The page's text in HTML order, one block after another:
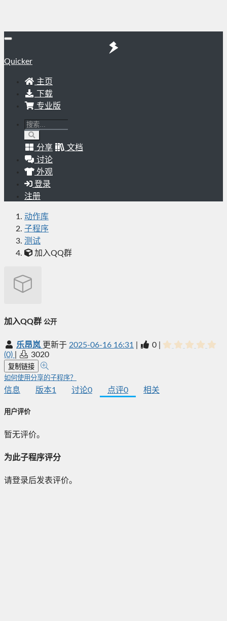
Quicker
主页
下载
专业版
分享
文档
讨论
外观
登录
注册
动作库
子程序
测试
加入QQ群
加入QQ群 公开
乐昂岚 更新于 2025-06-16 16:31 0
(0)
3020
复制链接
如何使用分享的子程序？
信息 版本1 讨论0 点评0 相关
用户评价
暂无评价。
为此子程序评分
请登录后发表评价。